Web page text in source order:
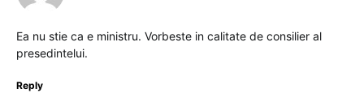
Ea nu stie ca e ministru. Vorbeste in calitate de consilier al
presedintelui.
Reply